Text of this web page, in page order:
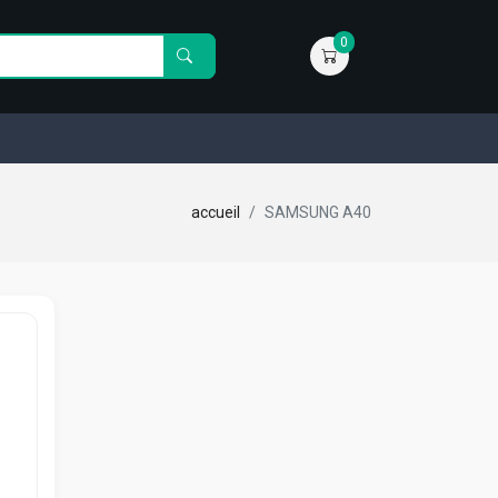
0
accueil SAMSUNG A40